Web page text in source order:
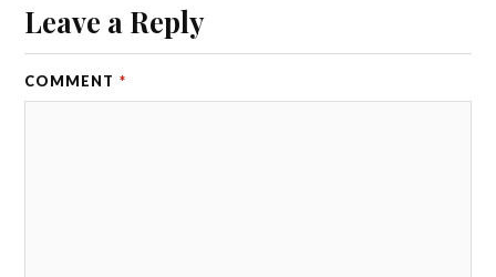
Leave a Reply
COMMENT *